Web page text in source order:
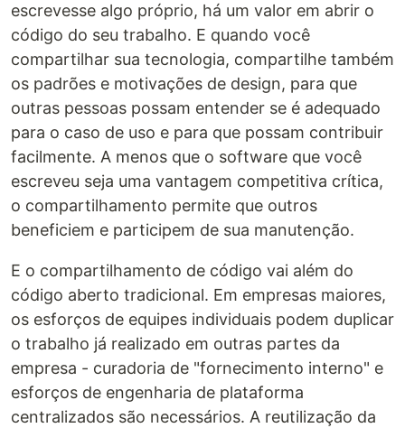
escrevesse algo próprio, há um valor em abrir o
código do seu trabalho. E quando você
compartilhar sua tecnologia, compartilhe também
os padrões e motivações de design, para que
outras pessoas possam entender se é adequado
para o caso de uso e para que possam contribuir
facilmente. A menos que o software que você
escreveu seja uma vantagem competitiva crítica,
o compartilhamento permite que outros
beneficiem e participem de sua manutenção.
E o compartilhamento de código vai além do
código aberto tradicional. Em empresas maiores,
os esforços de equipes individuais podem duplicar
o trabalho já realizado em outras partes da
empresa - curadoria de "fornecimento interno" e
esforços de engenharia de plataforma
centralizados são necessários. A reutilização da